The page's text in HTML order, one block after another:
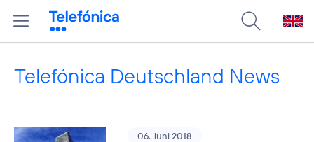
Telefónica Deutschland News
06. Juni 2018